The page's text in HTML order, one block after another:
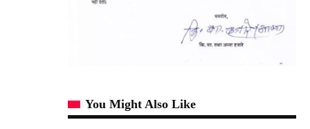
You Might Also Like